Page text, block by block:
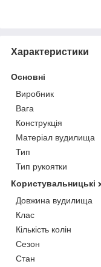
Характеристики
Основні
Виробник
Вага
Конструкція
Матеріал вудилища
Тип
Тип рукоятки
Користувальницькі
Довжина вудилища
Клас
Кількість колін
Сезон
Стан